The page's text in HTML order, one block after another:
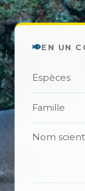
EN UN
Espèces
Famille
Nom